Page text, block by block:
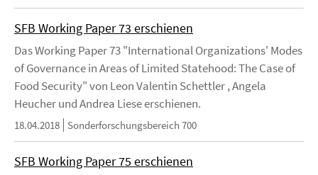
SFB Working Paper 73 erschienen
Das Working Paper 73 "International Organizations' Modes
of Governance in Areas of Limited Statehood: The Case of
Food Security" von Leon Valentin Schettler , Angela
Heucher und Andrea Liese erschienen.
18.04.2018 Sonderforschungsbereich 700
SFB Working Paper 75 erschienen